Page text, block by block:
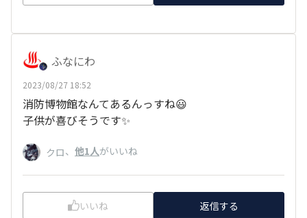
ふなにわ
2023/08/27 18:52
消防博物館なんてあるんっすね😃
子供が喜びそうです✨
クロ、 他1人がいいね
いいね 返信する